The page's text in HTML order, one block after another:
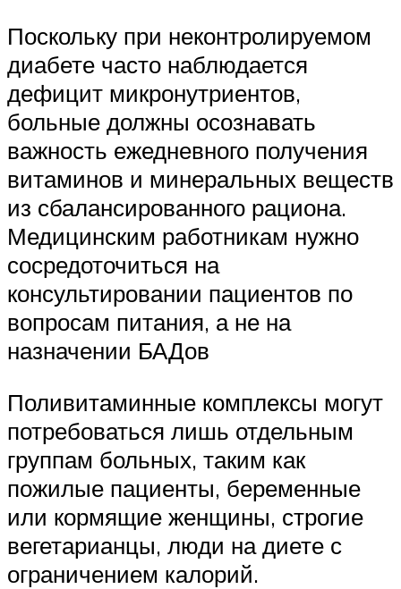
Поскольку при неконтролируемом
диабете часто наблюдается
дефицит микронутриентов,
больные должны осознавать
важность ежедневного получения
витаминов и минеральных веществ
из сбалансированного рациона.
Медицинским работникам нужно
сосредоточиться на
консультировании пациентов по
вопросам питания, а не на
назначении БАДов
Поливитаминные комплексы могут
потребоваться лишь отдельным
группам больных, таким как
пожилые пациенты, беременные
или кормящие женщины, строгие
вегетарианцы, люди на диете с
ограничением калорий.